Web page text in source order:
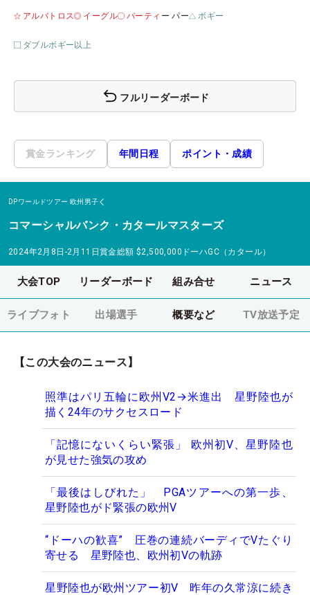
アルバトロス イーグル バーティ ー パー ボギー
ダブルボギー以上
フルリーダーボード
賞金ランキング 年間日程 ポイント・成績
DPワールドツアー 欧州男子
コマーシャルバンク・カタールマスターズ
2024年2月8日-2月11日賞金総額 $2,500,000 ドーハGC（カタール）
大会TOP リーダーボード 組み合せ ニュース
ライブフォト 出場選手 概要など TV放送予定
【この大会のニュース】
照準はパリ五輪に欧州V2→米進出 星野陸也が
描く24年のサクセスロード
「記憶にないくらい緊張」 欧州初V、星野陸也
が見せた強気の攻め
「最後はしびれた」 PGAツアーへの第一歩、
星野陸也がド緊張の欧州V
“ドーハの歓喜” 圧巻の連続バーディでVたぐり
寄せる 星野陸也、欧州初Vの軌跡
星野陸也が欧州ツアー初V 昨年の久常涼に続き